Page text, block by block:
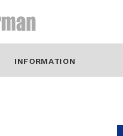
INFORMATION